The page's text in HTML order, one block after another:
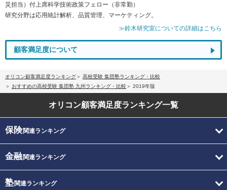
災担当）付上席科学技術政策フェロー（非常勤）
研究分野は応用統計解析、品質管理、マーケティング。
≫鈴木研究室についての詳細はこちら
顧客満足度について
オリコン顧客満足度ランキング
高校受験 集団塾ランキング・比較
おすすめの高校受験 集団塾 九州ランキング・比較
2019年版
オリコン顧客満足度ランキング一覧
保険関連ランキング
金融関連ランキング
塾関連ランキング